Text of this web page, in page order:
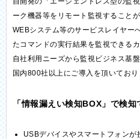
ーク機器等をリモート監視することが
WEBシステム等のサービスレイヤー
たコマンドの実行結果を監視できる
自社利用ニーズから監視ビジネス基
国内800社以上にご導入を頂いており
「情報漏えい検知BOX」で検知
USBデバイスやスマートフォンが